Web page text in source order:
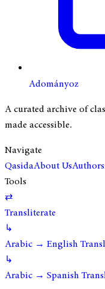
Adományoz
A curated archive of
made accessible.
Navigate
QasidaAbout UsAuthors
Tools
⇄
Transliterate
↳
Arabic → English
↳
Arabic → Spanish